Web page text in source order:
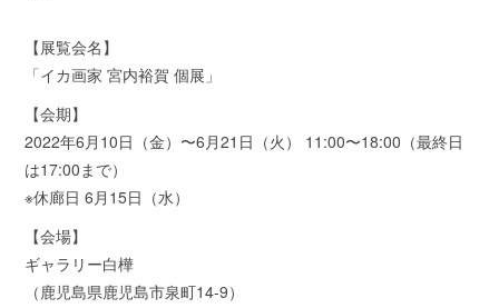
【展覧会名】
「イカ画家 宮内裕賀 個展」
【会期】
2022年6月10日（金）〜6月21日（火） 11:00〜18:00（最終日
は17:00まで）
※休廊日 6月15日（水）
【会場】
ギャラリー白樺
（鹿児島県鹿児島市泉町14-9）